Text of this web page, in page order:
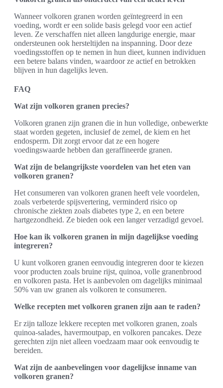
Wanneer volkoren granen worden geïntegreerd in een
voeding, wordt er een solide basis gelegd voor een actief
leven. Ze verschaffen niet alleen langdurige energie, maar
ondersteunen ook hersteltijden na inspanning. Door deze
voedingsstoffen op te nemen in hun dieet, kunnen individuen
een betere balans vinden, waardoor ze actief en betrokken
blijven in hun dagelijks leven.
FAQ
Wat zijn volkoren granen precies?
Volkoren granen zijn granen die in hun volledige, onbewerkte
staat worden gegeten, inclusief de zemel, de kiem en het
endosperm. Dit zorgt ervoor dat ze een hogere
voedingswaarde hebben dan geraffineerde granen.
Wat zijn de belangrijkste voordelen van het eten van
volkoren granen?
Het consumeren van volkoren granen heeft vele voordelen,
zoals verbeterde spijsvertering, verminderd risico op
chronische ziekten zoals diabetes type 2, en een betere
hartgezondheid. Ze bieden ook een langer verzadigd gevoel.
Hoe kan ik volkoren granen in mijn dagelijkse voeding
integreren?
U kunt volkoren granen eenvoudig integreren door te kiezen
voor producten zoals bruine rijst, quinoa, volle granenbrood
en volkoren pasta. Het is aanbevolen om dagelijks minimaal
50% van uw granen als volkoren te consumeren.
Welke recepten met volkoren granen zijn aan te raden?
Er zijn talloze lekkere recepten met volkoren granen, zoals
quinoa-salades, havermoutpap, en volkoren pancakes. Deze
gerechten zijn niet alleen voedzaam maar ook eenvoudig te
bereiden.
Wat zijn de aanbevelingen voor dagelijkse inname van
volkoren granen?